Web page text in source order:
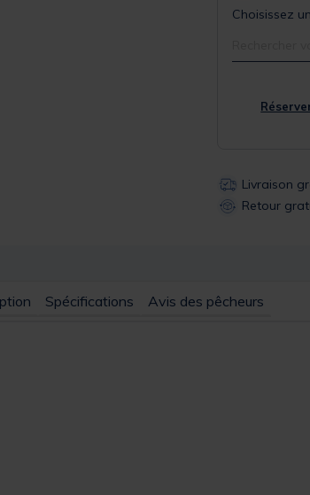
Choisissez
Livraison
Retour
Spécifications Avis des pêcheurs